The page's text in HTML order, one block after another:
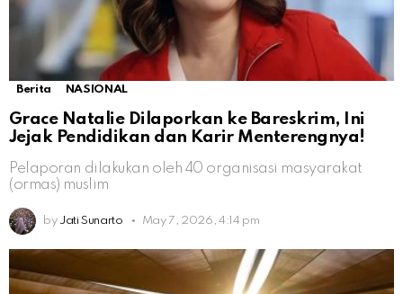
Berita NASIONAL
Grace Natalie Dilaporkan ke Bareskrim, Ini
Jejak Pendidikan dan Karir Menterengnya!
Pelaporan dilakukan oleh 40 organisasi masyarakat
(ormas) muslim
by Jati Sunarto May 7, 2026, 4:14 pm